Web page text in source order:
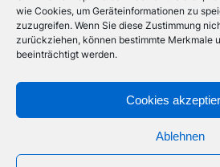
wie Cookies, um Geräteinformationen zu
zuzugreifen. Wenn Sie diese Zustimmung
zurückziehen, können bestimmte Merkmale
beeinträchtigt werden.
Cookies
Ablehnen
© 2026 HENNIG
Haustechnische Gesamtplanungen
Dipl.-Ing. Frank Hennig